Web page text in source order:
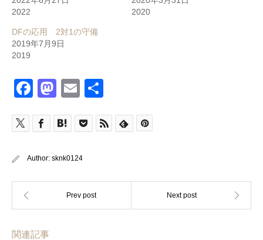
2022
2020
DFの応用 2対1の守備
2019年7月9日
2019
Facebook
Mastodon
Email
Author: sknk0124
関連記事